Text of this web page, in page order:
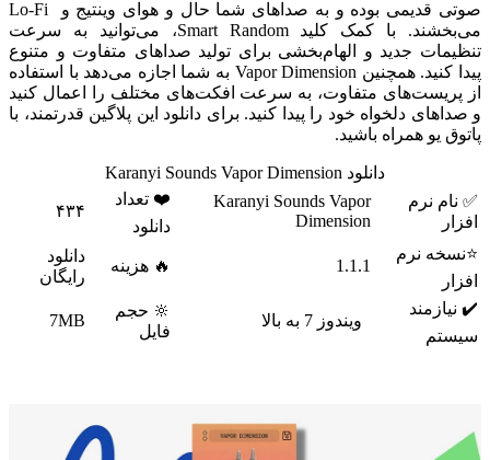
صوتی قدیمی بوده و به صداهای شما حال و هوای وینتیج و
می‌بخشند. با کمک کلید Smart Random، می‌توانید به سرعت
تنظیمات جدید و الهام‌بخشی برای تولید صداهای متفاوت و متنوع
پیدا کنید. همچنین Vapor Dimension به شما اجازه می‌دهد با استفاده
از پریست‌های متفاوت، به سرعت افکت‌های مختلف را اعمال کنید
و صداهای دلخواه خود را پیدا کنید. برای دانلود این پلاگین قدرتمند، با
پاتوق یو همراه باشید.
دانلود Karanyi Sounds Vapor Dimension
✅ نام نرم
افزار
Karanyi Sounds Vapor
Dimension
❤️ تعداد
دانلود
۴۳۴
⭐نسخه نرم
افزار
1.1.1 🔥 هزینه
دانلود
رایگان
✔️ نیازمند
سیستم
ویندوز 7 به بالا
🔆 حجم
فایل
7MB